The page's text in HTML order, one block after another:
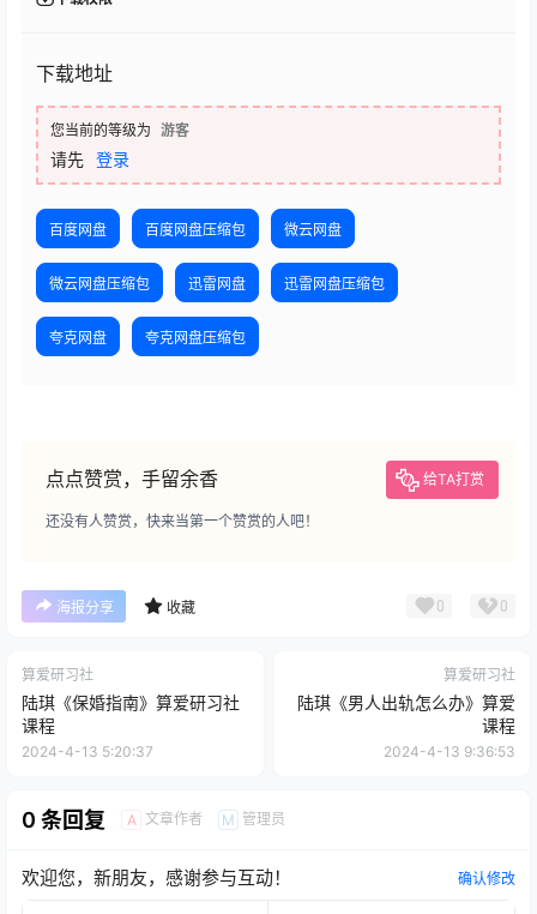
下载地址
您当前的等级为 游客
请先 登录
百度网盘 百度网盘压缩包 微云网盘
微云网盘压缩包 迅雷网盘 迅雷网盘压缩包
夸克网盘 夸克网盘压缩包
点点赞赏，手留余香 给TA打赏
还没有人赞赏，快来当第一个赞赏的人吧！
海报分享 收藏 0 0
算爱研习社
陆琪《保婚指南》算爱研习社
课程
2024-4-13 5:20:37
算爱研习社
陆琪《男人出轨怎么办》算爱
课程
2024-4-13 9:36:53
0 条回复 A 文章作者 M 管理员
欢迎您，新朋友，感谢参与互动！ 确认修改